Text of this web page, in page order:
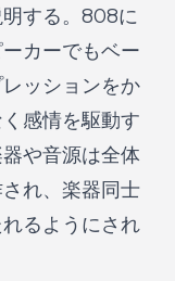
する。808に
カーでもベー
ッションをか
感情を駆動す
や音源は全体
れ、楽器同士
るようにされ